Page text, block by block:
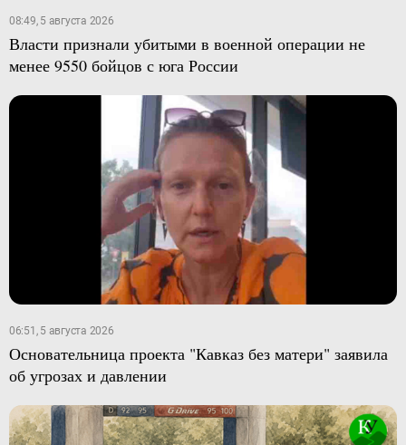
08:49, 5 августа 2026
Власти признали убитыми в военной операции не
менее 9550 бойцов с юга России
06:51, 5 августа 2026
Основательница проекта "Кавказ без матери" заявила
об угрозах и давлении